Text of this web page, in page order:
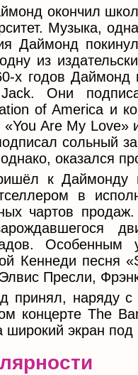
окончил
Музыка,
Даймонд
из
х годов
Они
of America и
Are My Love»
сольный
оказался
к Даймонду
в
чартов
Особенным
Кеннеди песня
Пресли,
принял, наряду
концерте The
экран